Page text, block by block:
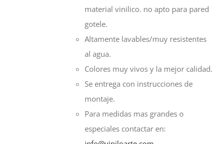
material vinilico. no apto para pared
gotele.
Altamente lavables/muy resistentes
al agua.
Colores muy vivos y la mejor calidad.
Se entrega con instrucciones de
montaje.
Para medidas mas grandes o
especiales contactar en: